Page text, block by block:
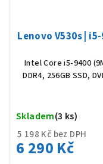
Lenovo V530s | i5-
Intel Core i5-9400
DDR4, 256GB SSD,
5 198 Kč bez DPH
6 290 Kč
Skladem(3 ks)